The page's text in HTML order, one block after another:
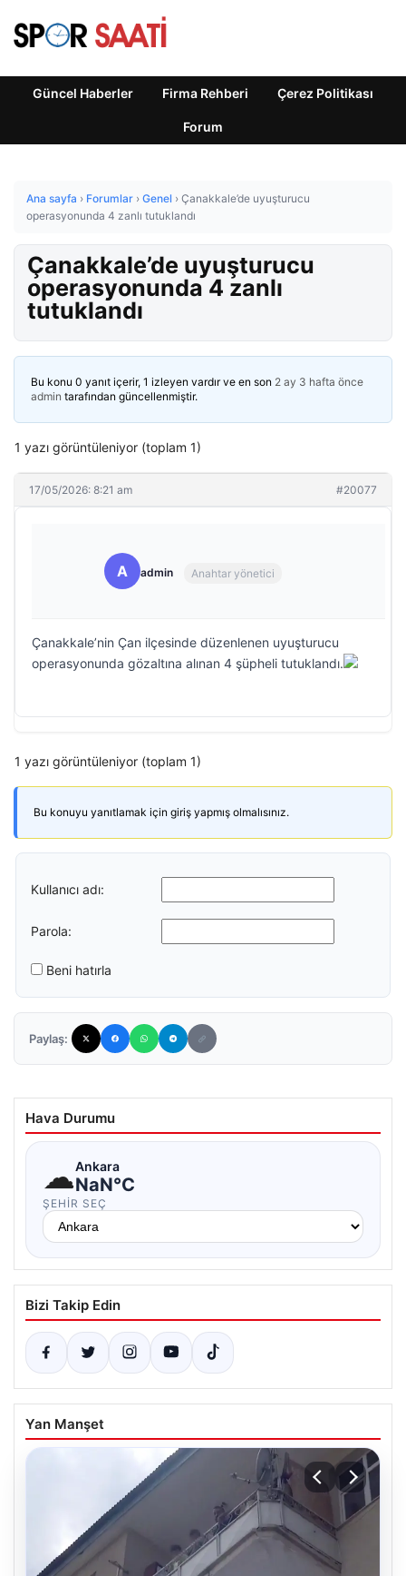
Güncel Haberler Firma Rehberi Çerez Politikası
Forum
Ana sayfa › Forumlar › Genel › Çanakkale’de uyuşturucu
operasyonunda 4 zanlı tutuklandı
Çanakkale’de uyuşturucu
operasyonunda 4 zanlı
tutuklandı
Bu konu 0 yanıt içerir, 1 izleyen vardır ve en son 2 ay 3 hafta önce
admin tarafından güncellenmiştir.
1 yazı görüntüleniyor (toplam 1)
17/05/2026: 8:21 am #20077
A admin Anahtar yönetici
Çanakkale’nin Çan ilçesinde düzenlenen uyuşturucu
operasyonunda gözaltına alınan 4 şüpheli tutuklandı.
1 yazı görüntüleniyor (toplam 1)
Bu konuyu yanıtlamak için giriş yapmış olmalısınız.
Kullanıcı adı:
Parola:
Beni hatırla
Paylaş:
Hava Durumu
☁Ankara
NaN°C
ŞEHIR SEÇ
Bizi Takip Edin
Yan Manşet